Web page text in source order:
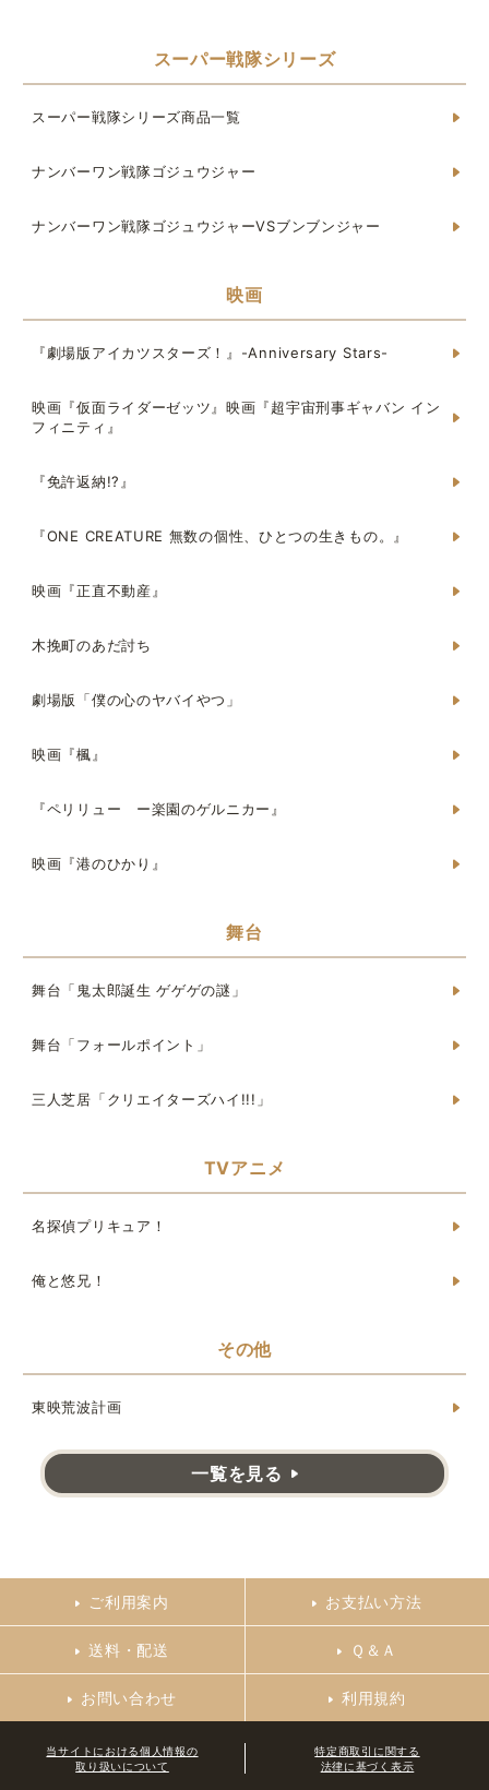
スーパー戦隊シリーズ
スーパー戦隊シリーズ商品一覧
ナンバーワン戦隊ゴジュウジャー
ナンバーワン戦隊ゴジュウジャーVSブンブンジャー
映画
『劇場版アイカツスターズ！』-Anniversary Stars-
映画『仮面ライダーゼッツ』映画『超宇宙刑事ギャバン イン
フィニティ』
『免許返納!?』
『ONE CREATURE 無数の個性、ひとつの生きもの。』
映画『正直不動産』
木挽町のあだ討ち
劇場版「僕の心のヤバイやつ」
映画『楓』
『ペリリュー ー楽園のゲルニカー』
映画『港のひかり』
舞台
舞台「鬼太郎誕生 ゲゲゲの謎」
舞台「フォールポイント」
三人芝居「クリエイターズハイ!!!」
TVアニメ
名探偵プリキュア！
俺と悠兄！
その他
東映荒波計画
一覧を見る
ご利用案内 お支払い方法
送料・配送 Ｑ＆Ａ
お問い合わせ 利用規約
当サイトにおける個人情報の
取り扱いについて
特定商取引に関する
法律に基づく表示